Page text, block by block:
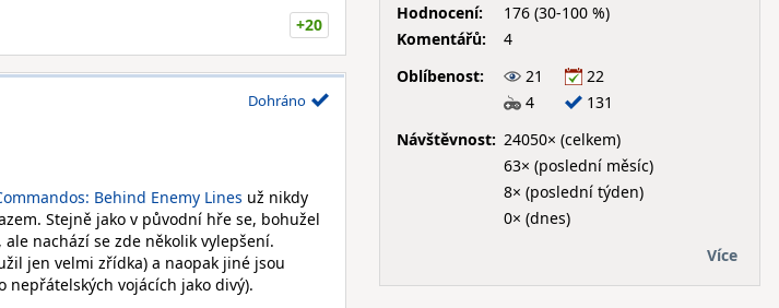
+20
Dohráno
Behind Enemy Lines už nikdy
Stejně jako v původní hře se, bohužel
nachází se zde několik vylepšení.
jen velmi zřídka) a naopak jiné jsou
vojácích jako divý).
Hodnocení:
176 (30-100 %)
Komentářů:
4
Oblíbenost:
21
22
4
131
Návštěvnost: 24050× (celkem)
63× (poslední měsíc)
8× (poslední týden)
0× (dnes)
Více